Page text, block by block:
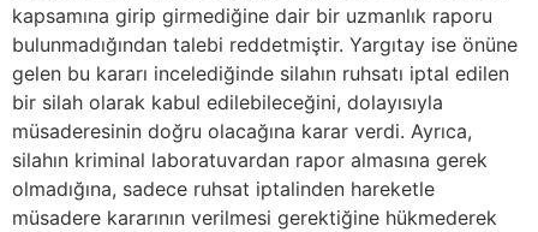
kapsamına girip girmediğine dair bir uzmanlık raporu
bulunmadığından talebi reddetmiştir. Yargıtay ise önüne
gelen bu kararı incelediğinde silahın ruhsatı iptal edilen
bir silah olarak kabul edilebileceğini, dolayısıyla
müsaderesinin doğru olacağına karar verdi. Ayrıca,
silahın kriminal laboratuvardan rapor almasına gerek
olmadığına, sadece ruhsat iptalinden hareketle
müsadere kararının verilmesi gerektiğine hükmederek